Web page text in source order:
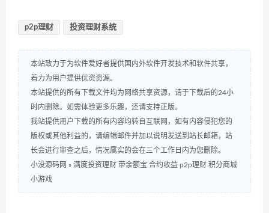
p2p理财 投资理财系统
本站致力于为软件爱好者提供国内外软件开发技术和软件共享，
着力为用户提供优资资源。
本站提供的所有下载文件均为网络共享资源，请于下载后的24小
时内删除。如需体验更多乐趣，还请支持正版。
我站提供用户下载的所有内容均转自互联网，如有内容侵犯您的
版权或其他利益的，请编辑邮件并加以说明发送到站长邮箱，站
长会进行审查之后，情况属实的会在三个工作日内为您删除。
小没源码网 » 满度投资理财 带余额宝 合约收益 p2p理财 积分商城
小游戏